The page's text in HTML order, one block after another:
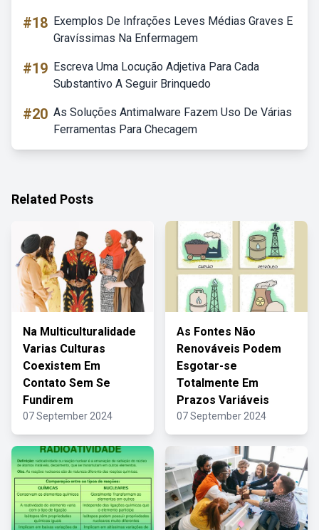
#18 Exemplos De Infrações Leves Médias Graves E
Gravíssimas Na Enfermagem
#19 Escreva Uma Locução Adjetiva Para Cada
Substantivo A Seguir Brinquedo
#20 As Soluções Antimalware Fazem Uso De Várias
Ferramentas Para Checagem
Related Posts
Na Multiculturalidade
Varias Culturas
Coexistem Em
Contato Sem Se
Fundirem
07 September 2024
As Fontes Não
Renováveis Podem
Esgotar-se
Totalmente Em
Prazos Variáveis
07 September 2024